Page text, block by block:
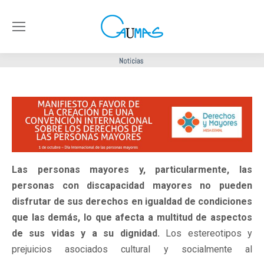
Las personas mayores y, particularmente, las
personas con discapacidad mayores no pueden
disfrutar de sus derechos en igualdad de condiciones
que las demás, lo que afecta a multitud de aspectos
de sus vidas y a su dignidad. Los estereotipos y
prejuicios asociados cultural y socialmente al